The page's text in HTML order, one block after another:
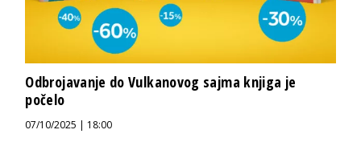
Odbrojavanje do Vulkanovog sajma knjiga je
počelo
07/10/2025 | 18:00